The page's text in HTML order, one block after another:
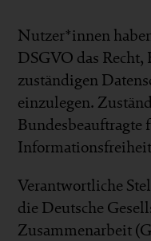
Nutzer*innen
DSGVO das Recht,
zuständigen
einzulegen.
Bundesbeauftragte
Verantwortliche
die Deutsche
Zusammenarbeit